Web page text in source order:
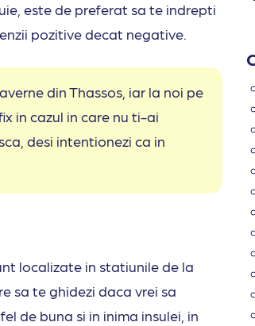
este de preferat sa te indrepti
pozitive decat negative.
din Thassos, iar la noi pe
fix in cazul in care nu ti-ai
desi intentionezi ca in
localizate in statiunile de la
sa te ghidezi daca vrei sa
de buna si in inima insulei, in